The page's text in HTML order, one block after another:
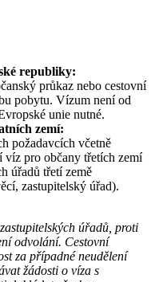
republiky:
průkaz nebo cestovní
pobytu. Vízum není od
unie nutné.
zemí:
požadavcích včetně
pro občany třetích zemí
úřadů třetí země
zastupitelský úřad).
úřadů, proti
odvolání. Cestovní
za případné neudělení
žádosti o víza s